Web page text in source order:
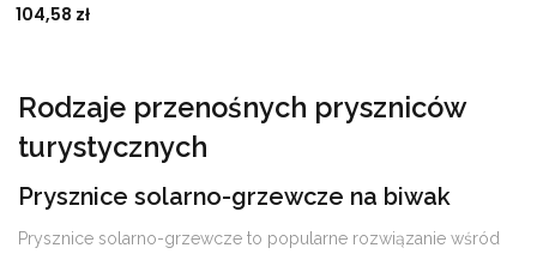
104,58 zł
Rodzaje przenośnych pryszniców
turystycznych
Prysznice solarno-grzewcze na biwak
Prysznice solarno-grzewcze to popularne rozwiązanie wśród